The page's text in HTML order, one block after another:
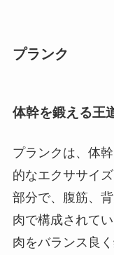
プランク
体幹を鍛える王
プランクは、体
的なエクササイ
部分で、腹筋、
肉で構成されて
肉をバランス良